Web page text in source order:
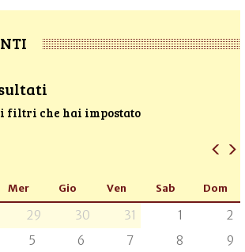
filtri che hai impostato
Mer Gio Ven Sab Dom
29 30 31 1
2
5 6 7 8
9